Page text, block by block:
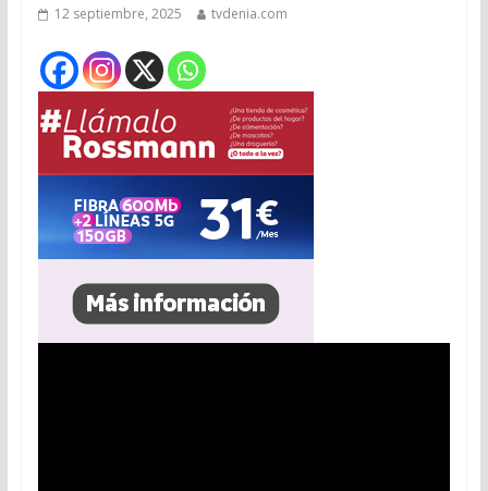
12 septiembre, 2025 tvdenia.com